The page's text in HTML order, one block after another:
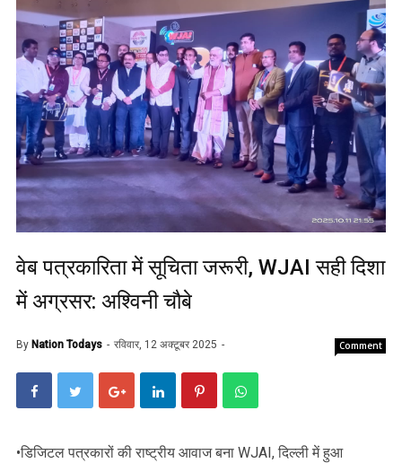
वेब पत्रकारिता में सूचिता जरूरी, WJAI सही दिशा
में अग्रसर: अश्विनी चौबे
By Nation Todays रविवार, 12 अक्टूबर 2025 Comment
•डिजिटल पत्रकारों की राष्ट्रीय आवाज बना WJAI, दिल्ली में हुआ